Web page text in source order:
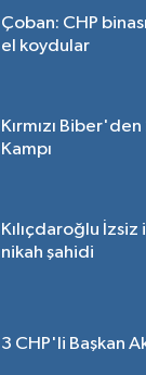
Çoban: CHP
el koydular
Kırmızı
Kampı
Kılıçdaroğlu İzsiz
nikah şahidi
3 CHP'li Başkan